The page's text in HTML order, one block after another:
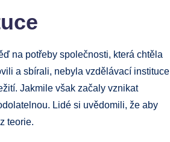
na potřeby společnosti, která chtěla
a sbírali, nebyla vzdělávací instituce
Jakmile však začaly vznikat
Lidé si uvědomili, že aby
teorie.